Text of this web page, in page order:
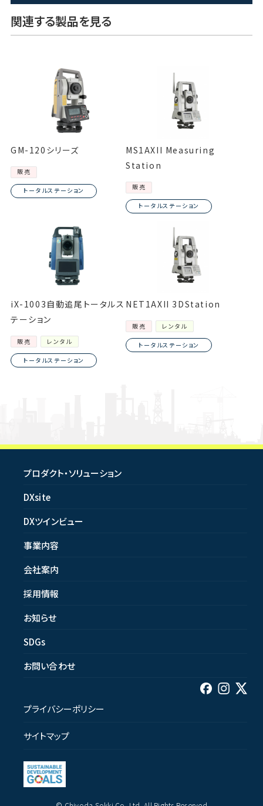
関連する製品を見る
GM-120シリーズ
販売
トータルステーション
MS1AXII Measuring
Station
販売
トータルステーション
iX-1003自動追尾トータルス
テーション
販売 レンタル
トータルステーション
NET1AXII 3DStation
販売 レンタル
トータルステーション
プロダクト・ソリューション
DXsite
DXツインビュー
事業内容
会社案内
採用情報
お知らせ
SDGs
お問い合わせ
プライバシーポリシー
サイトマップ